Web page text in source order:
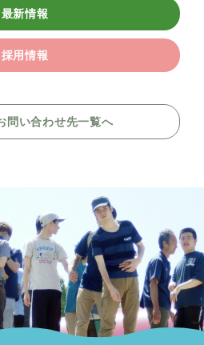
最新情報
採用情報
問い合わせ先一覧へ